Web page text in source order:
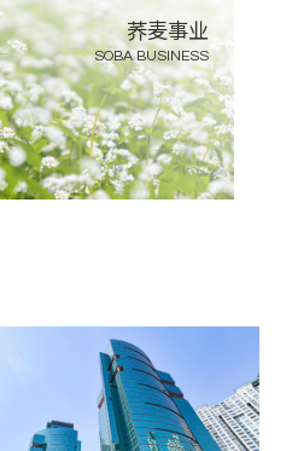
荞麦事业
SOBA BUSINESS